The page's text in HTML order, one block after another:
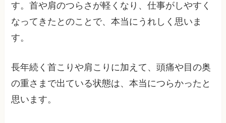
す。首や肩のつらさが軽くなり、仕事がしやすく
なってきたとのことで、本当にうれしく思いま
す。
長年続く首こりや肩こりに加えて、頭痛や目の奥
の重さまで出ている状態は、本当につらかったと
思います。